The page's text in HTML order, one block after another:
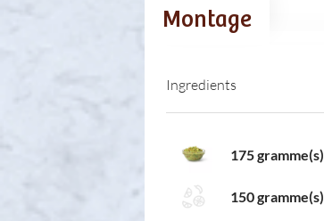
Montage
Ingredients
175 gramme(s)
150 gramme(s)